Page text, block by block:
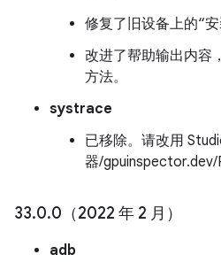
修复了旧设备上的“
改进了帮助输出内容
方法。
systrace
已移除。请改用
器/gpuinspector.dev/
33.0.0（2022 年 2 月）
adb